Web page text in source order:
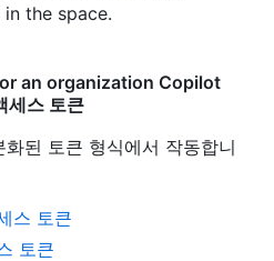
the space.
an organization Copilot
세스 토큰
된 토큰 형식에서 작동합니
스 토큰
토큰